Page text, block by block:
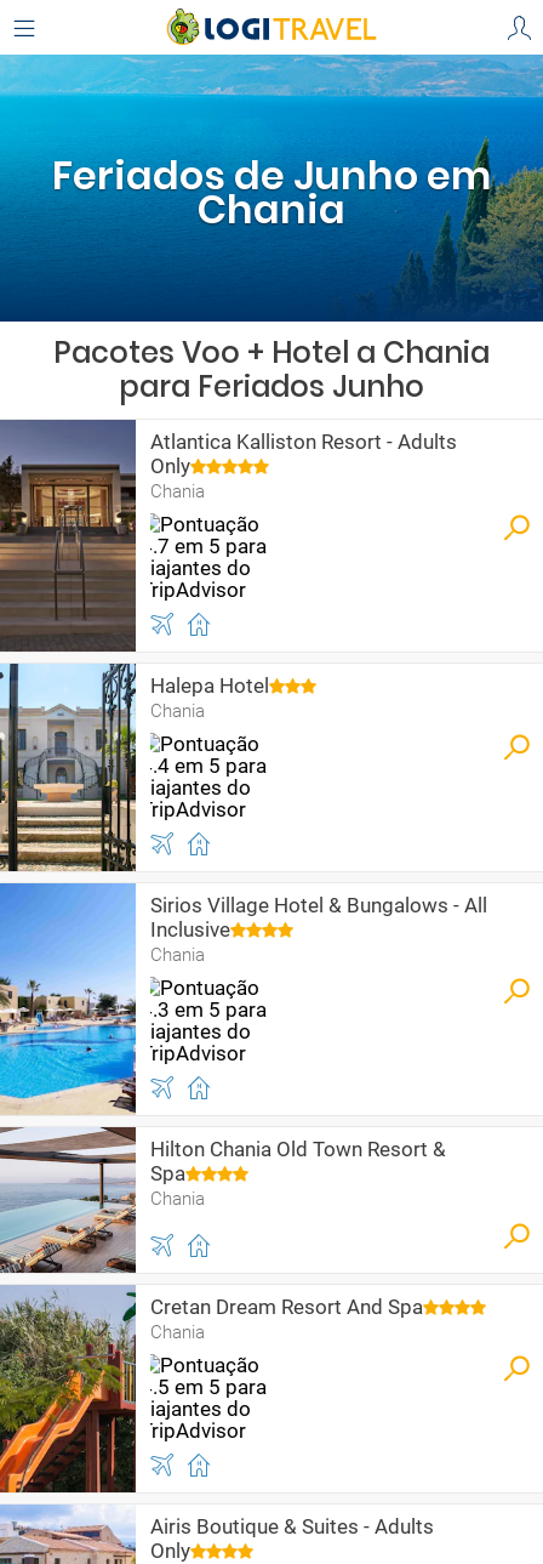
Feriados de Junho em
Chania
Pacotes Voo + Hotel a Chania
para Feriados Junho
Atlantica Kalliston Resort - Adults
Only
Chania
Halepa Hotel
Chania
Sirios Village Hotel & Bungalows - All
Inclusive
Chania
Hilton Chania Old Town Resort &
Spa
Chania
Cretan Dream Resort And Spa
Chania
Airis Boutique & Suites - Adults
Only